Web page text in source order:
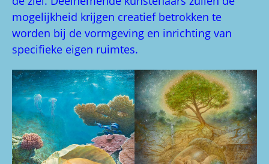
mogelijkheid krijgen creatief betrokken te
worden bij de vormgeving en inrichting van
specifieke eigen ruimtes.